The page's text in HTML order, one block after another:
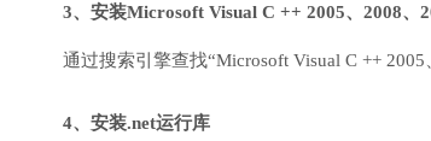
3、安装Microsoft Visual C ++ 2005、2008、
通过搜索引擎查找“Microsoft Visual C ++ 2005
4、安装.net运行库